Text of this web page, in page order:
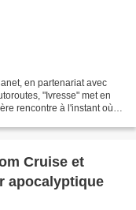
en partenariat avec
"Ivresse" met en
rencontre à l'instant où
Cruise et
apocalyptique